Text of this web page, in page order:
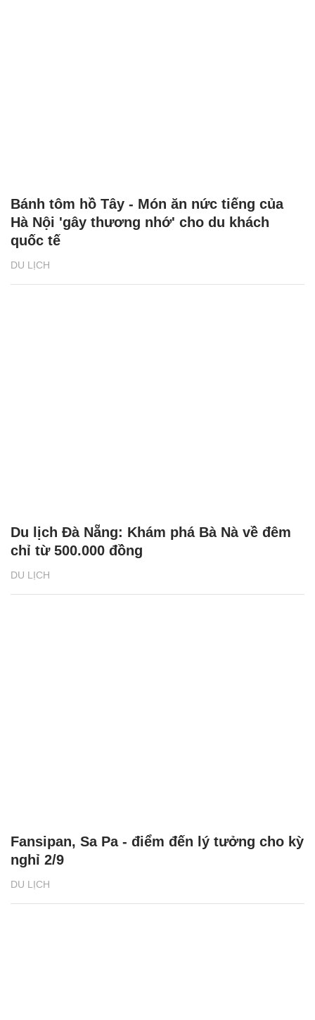
DU LỊCH
Bánh tôm hồ Tây - Món ăn nức tiếng của
Hà Nội 'gây thương nhớ' cho du khách
quốc tế
DU LỊCH
Du lịch Đà Nẵng: Khám phá Bà Nà về đêm
chỉ từ 500.000 đồng
DU LỊCH
Fansipan, Sa Pa - điểm đến lý tưởng cho kỳ
nghỉ 2/9